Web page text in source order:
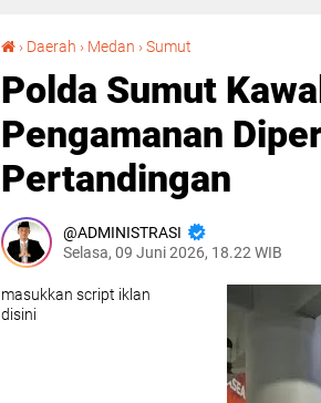
› Daerah › Medan ›Sumut
Polda Sumut
Pengamanan
Pertandingan
ADMINISTRASI
Selasa, 09 Juni 2026, 18.22 WIB
masukkan script iklan
disini